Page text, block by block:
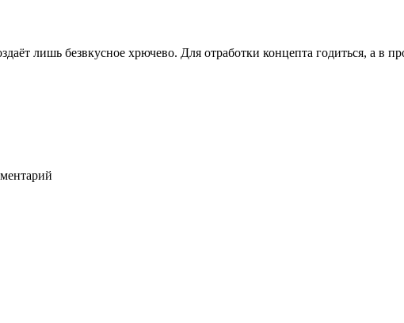
лишь безвкусное хрючево. Для отработки концепта годиться, а в